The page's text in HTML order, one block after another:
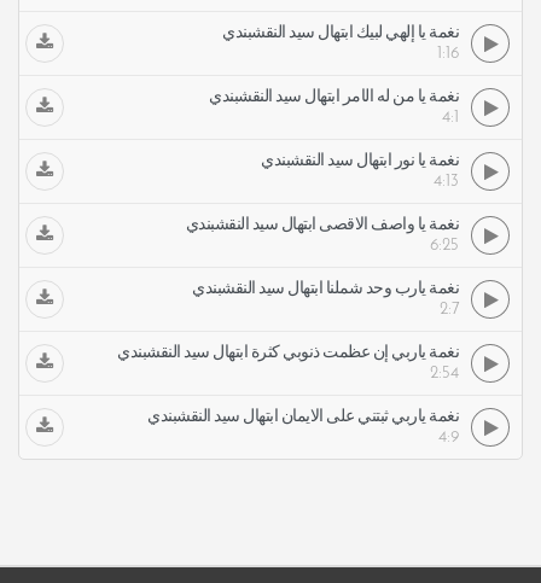
نغمة يا إلهي لبيك ابتهال سيد النقشبندي
1:16
نغمة يا من له الأمر ابتهال سيد النقشبندي
4:1
نغمة يا نور ابتهال سيد النقشبندي
4:13
نغمة يا واصف الاقصى ابتهال سيد النقشبندي
6:25
نغمة يارب وحد شملنا ابتهال سيد النقشبندي
2:7
نغمة ياربي إن عظمت ذنوبي كثرة ابتهال سيد النقشبندي
2:54
نغمة ياربي ثبتني على الايمان ابتهال سيد النقشبندي
4:9